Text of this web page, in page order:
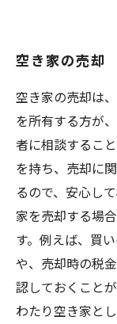
空き家の売却
空き家の売却は
を所有する方が
者に相談するこ
を持ち、売却に
るので、安心し
家を売却する場
す。例えば、買
や、売却時の税
認しておくこと
わたり空き家と